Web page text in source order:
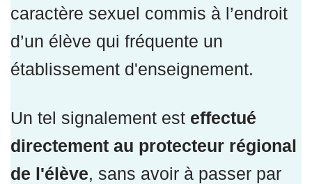
caractère sexuel commis à l’endroit
d’un élève qui fréquente un
établissement d'enseignement.
Un tel signalement est effectué
directement au protecteur régional
de l'élève, sans avoir à passer par